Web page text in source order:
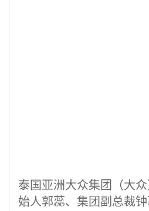
泰国亚洲大众集团（大
始人郭蕊、集团副总裁